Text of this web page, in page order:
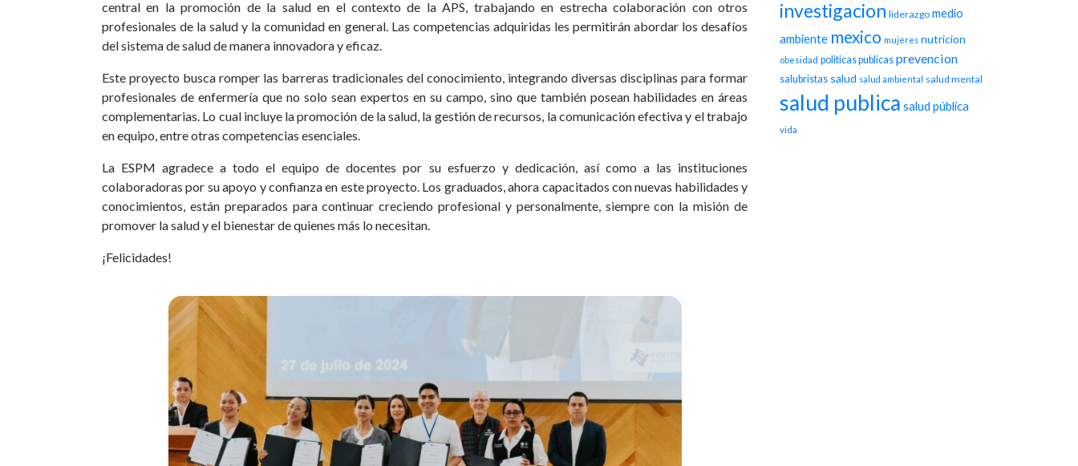
central en la promoción de la salud en el contexto de la APS, trabajando en estrecha colaboración con otros
profesionales de la salud y la comunidad en general. Las competencias adquiridas les permitirán abordar los desafíos
del sistema de salud de manera innovadora y eficaz.
Este proyecto busca romper las barreras tradicionales del conocimiento, integrando diversas disciplinas para formar
profesionales de enfermería que no solo sean expertos en su campo, sino que también posean habilidades en áreas
complementarias. Lo cual incluye la promoción de la salud, la gestión de recursos, la comunicación efectiva y el trabajo
en equipo, entre otras competencias esenciales.
La ESPM agradece a todo el equipo de docentes por su esfuerzo y dedicación, así como a las instituciones
colaboradoras por su apoyo y confianza en este proyecto. Los graduados, ahora capacitados con nuevas habilidades y
conocimientos, están preparados para continuar creciendo profesional y personalmente, siempre con la misión de
promover la salud y el bienestar de quienes más lo necesitan.
¡Felicidades!
investigacion liderazgo medio
ambiente mexico mujeres nutricion
obesidad politicas publicas prevencion
salubristas salud salud ambiental salud mental
salud publica salud pública
vida